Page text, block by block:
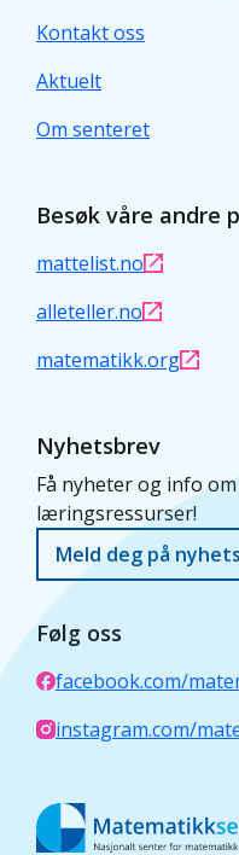
Kontakt oss
Aktuelt
Om senteret
Besøk våre andre
mattelist.no
alleteller.no
matematikk.org
Nyhetsbrev
Få nyheter og info
læringsressurser!
Meld deg på
Følg oss
facebook.com/
instagram.com/